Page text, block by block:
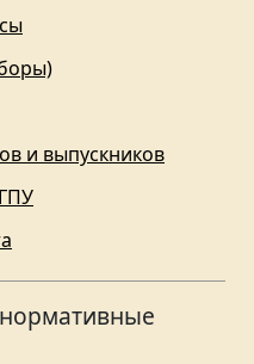
и выпускников